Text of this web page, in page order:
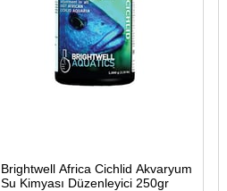
Brightwell Africa Cichlid Akvaryum
Su Kimyası Düzenleyici 250gr